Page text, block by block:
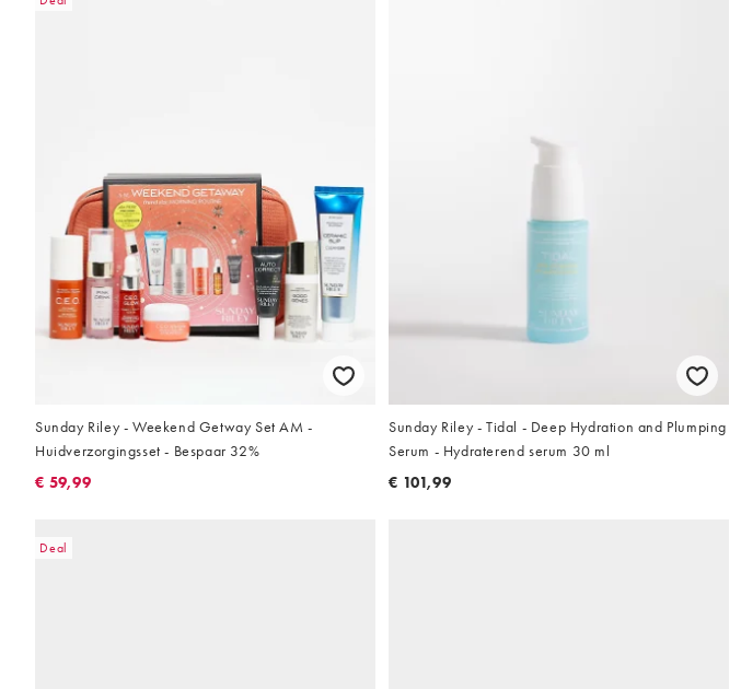
Sunday Riley - Weekend Getway Set AM -
Huidverzorgingsset - Bespaar 32%
€ 59,99
Sunday Riley - Tidal - Deep Hydration and Plumping
Serum - Hydraterend serum 30 ml
€ 101,99
Deal